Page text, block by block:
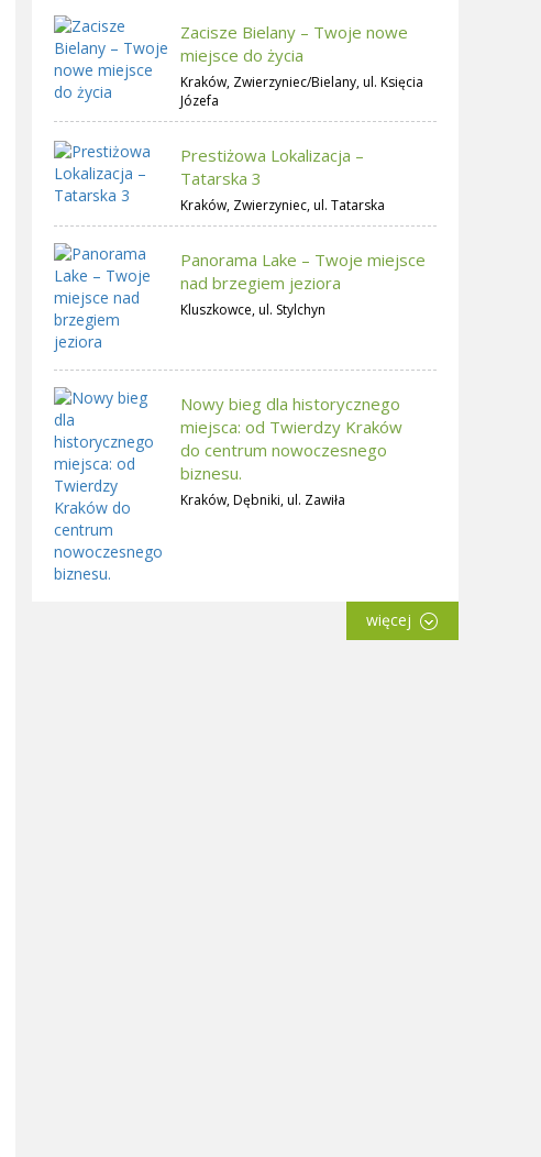
Zacisze Bielany – Twoje nowe
miejsce do życia
Kraków, Zwierzyniec/Bielany, ul. Księcia
Józefa
Prestiżowa Lokalizacja –
Tatarska 3
Kraków, Zwierzyniec, ul. Tatarska
Panorama Lake – Twoje miejsce
nad brzegiem jeziora
Kluszkowce, ul. Stylchyn
Nowy bieg dla historycznego
miejsca: od Twierdzy Kraków
do centrum nowoczesnego
biznesu.
Kraków, Dębniki, ul. Zawiła
więcej